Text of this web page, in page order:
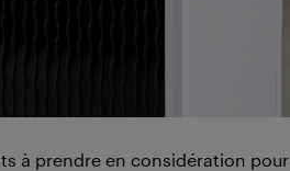
à prendre en considération